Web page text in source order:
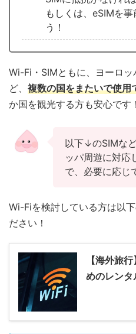
もしくは、eSIMを
う！
Wi-Fi・SIMともに、ヨーロ
ど、 複数の国をまたいで使用
か国を観光する方も安心です！
以下↓のSIMな
ッパ周遊に対応
で、必要に応じ
Wi-Fiを検討している方は以
ださい！
【海外旅
めのレンタ